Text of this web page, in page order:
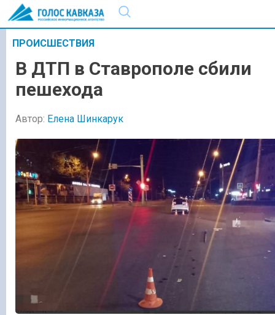
ПРОИСШЕСТВИЯ
В ДТП в Ставрополе сбили
пешехода
Автор: Елена Шинкарук